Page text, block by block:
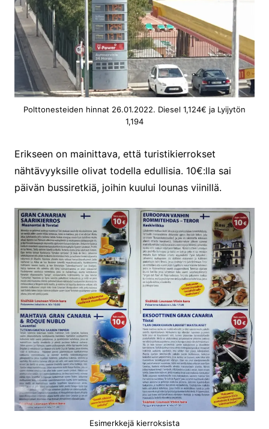
Polttonesteiden hinnat 26.01.2022. Diesel 1,124€ ja Lyijytön
1,194
Erikseen on mainittava, että turistikierrokset
nähtävyyksille olivat todella edullisia. 10€:lla sai
päivän bussiretkiä, joihin kuului lounas viinillä.
Esimerkkejä kierroksista